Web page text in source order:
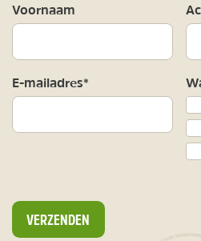
Voornaam
E-mailadres*
VERZENDEN